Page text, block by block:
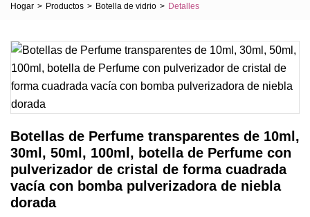
Hogar > Productos > Botella de vidrio > Detalles
Botellas de Perfume transparentes de 10ml,
30ml, 50ml, 100ml, botella de Perfume con
pulverizador de cristal de forma cuadrada
vacía con bomba pulverizadora de niebla
dorada